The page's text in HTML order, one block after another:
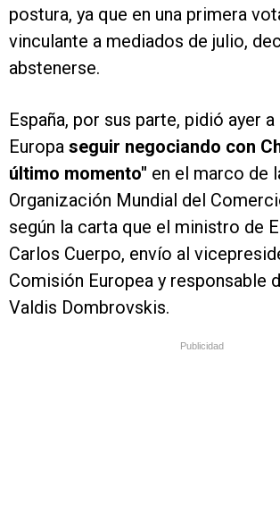
postura, ya que en una primera
vinculante a mediados de julio,
abstenerse.
España, por sus parte, pidió ayer
Europa seguir negociando con
último momento" en el marco de
Organización Mundial del
según la carta que el ministro de
Carlos Cuerpo, envío al
Comisión Europea y responsable
Valdis Dombrovskis.
Publicidad